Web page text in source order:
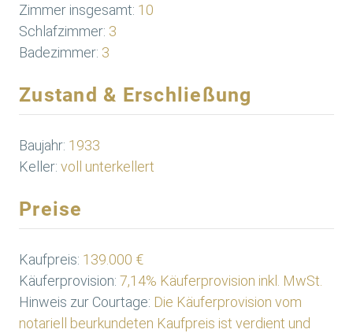
Zimmer insgesamt: 10
Schlafzimmer: 3
Badezimmer: 3
Zustand & Erschließung
Baujahr: 1933
Keller: voll unterkellert
Preise
Kaufpreis: 139.000 €
Käuferprovision: 7,14% Käuferprovision inkl. MwSt.
Hinweis zur Courtage: Die Käuferprovision vom
notariell beurkundeten Kaufpreis ist verdient und